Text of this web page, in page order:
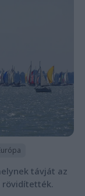
távját az
rövidítették.